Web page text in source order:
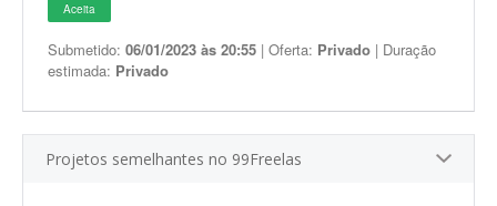
Aceita
Submetido: 06/01/2023 às 20:55 | Oferta: Privado | Duração
estimada: Privado
Projetos semelhantes no 99Freelas